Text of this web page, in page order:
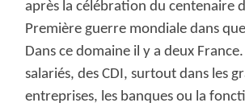
après la célébration du centenaire
Première guerre mondiale dans
Dans ce domaine il y a deux France.
salariés, des CDI, surtout dans les
entreprises, les banques ou la